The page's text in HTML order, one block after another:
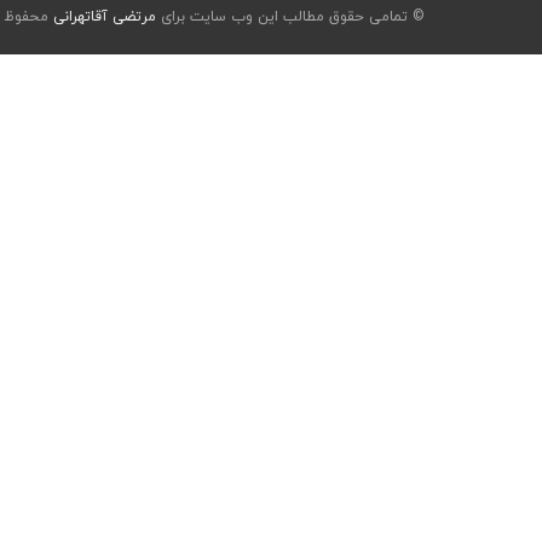
© تمامی حقوق مطالب این وب سایت برای مرتضی آقاتهرانی